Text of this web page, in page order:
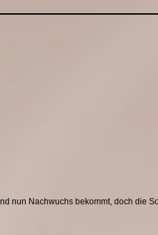
nun Nachwuchs bekommt, doch die